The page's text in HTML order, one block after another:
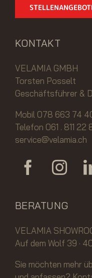
KONTAKT
VELAMIA GMBH
Torsten Posselt
Geschäftsführer &
Mobil 078 663 74
Telefon 061 . 811 22
service@velamia.ch
BERATUNG
VELAMIA
Auf dem Wolf 39 ·
Sie möchten mehr